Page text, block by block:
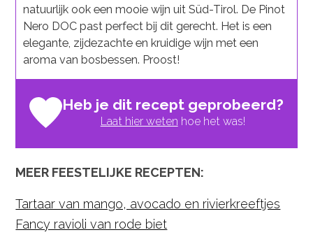
natuurlijk ook een mooie wijn uit Süd-Tirol. De Pinot
Nero DOC past perfect bij dit gerecht. Het is een
elegante, zijdezachte en kruidige wijn met een
aroma van bosbessen. Proost!
Heb je dit recept geprobeerd?
Laat hier weten hoe het was!
MEER FEESTELIJKE RECEPTEN:
Tartaar van mango, avocado en rivierkreeftjes
Fancy ravioli van rode biet